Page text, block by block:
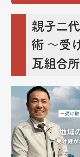
親子二
術 ～受
瓦組合